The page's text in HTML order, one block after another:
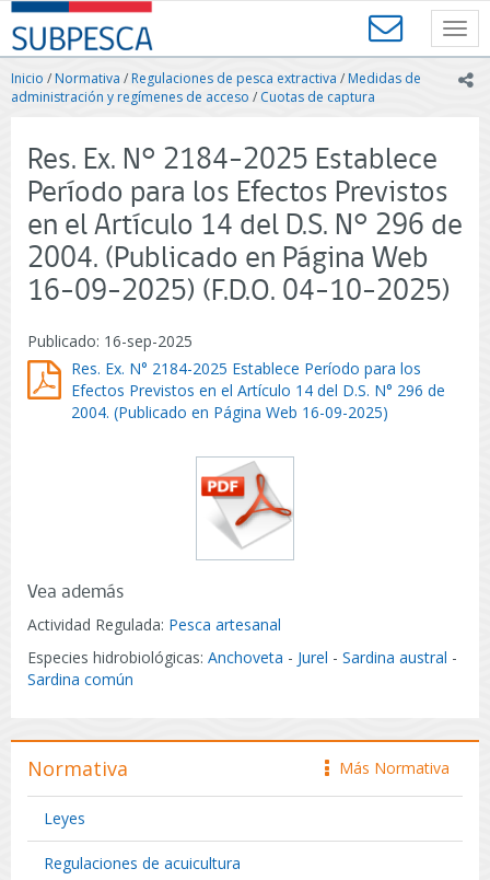
Contenido
principal
SUBPESCA
-
Subsecretaría
de
Acuicultura
Gobierno
de
Chile
Inicio /Normativa / Regulaciones de pesca extractiva / Medidas de
administración y regímenes de acceso / Cuotas de captura
Res. Ex. N° 2184-2025 Establece
Período para los Efectos Previstos
en el Artículo 14 del D.S. N° 296 de
2004. (Publicado en Página Web
16-09-2025) (F.D.O. 04-10-2025)
Publicado: 16-sep-2025
Res. Ex. N° 2184-2025 Establece Período para los
Efectos Previstos en el Artículo 14 del D.S. N° 296 de
2004. (Publicado en Página Web 16-09-2025)
Vea además
Actividad Regulada: Pesca artesanal
Especies hidrobiológicas: Anchoveta - Jurel - Sardina austral -
Sardina común
icono
Más Normativa
Normativa
Leyes
Regulaciones de acuicultura